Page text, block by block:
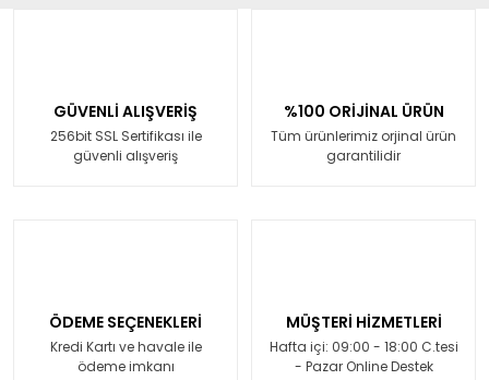
GÜVENLİ ALIŞVERİŞ
256bit SSL Sertifikası ile
güvenli alışveriş
%100 ORİJİNAL ÜRÜN
Tüm ürünlerimiz orjinal ürün
garantilidir
ÖDEME SEÇENEKLERİ
Kredi Kartı ve havale ile
ödeme imkanı
MÜŞTERİ HİZMETLERİ
Hafta içi: 09:00 - 18:00 C.tesi
- Pazar Online Destek